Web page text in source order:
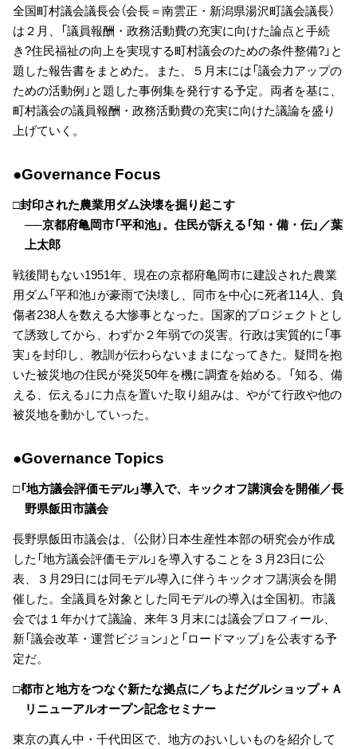
全国町村議会議長会（会長＝南雲正・新潟県湯沢町議会議長）
は２月、「議員報酬・政務活動費の充実に向けた論点と手続
き?住民福祉の向上を実現する町村議会のための条件整備?」と
題した報告書をまとめた。また、５月末には「議会力アップの
ための活動例」と題した事例集を発行する予定。両者を基に、
町村議会の議員報酬・政務活動費の充実に向けた議論を盛り
上げていく。
●Governance Focus
□封印された農業用ダム決壊を掘り起こす
──京都府亀岡市「平和池」。住民が訴える「知・備・伝」／葉
上太郎
戦後間もない1951年、現在の京都府亀岡市に建設された農業
用ダム「平和池」が豪雨で決壊し、同市を中心に死者114人、負
傷者238人を数える大惨事となった。国家的プロジェクトとし
て誘致してから、わずか２年弱での災害。行政は実質的に「事
実」を封印し、教訓が伝わらないままになってきた。疑問を抱
いた被災地の住民が発災50年を機に調査を始める。「知る、備
える、伝える」に力点を置いた取り組みは、やがて行政や他の
被災地を動かしていった。
●Governance Topics
□「地方議会評価モデル」導入で、キックオフ講演会を開催／長
野県飯田市議会
長野県飯田市議会は、（公財）日本生産性本部の研究会が作成
した「地方議会評価モデル」を導入することを３月23日に公
表、３月29日には同モデル導入に伴うキックオフ講演会を開
催した。全議員を対象とした同モデルの導入は全国初。市議
会では１年かけて議論、来年３月末には議会プロフィール、
新「議会改革・運営ビジョン」と「ロードマップ」を公表する予
定だ。
□都市と地方をつなぐ新たな拠点に／ちよだグルショップ＋Ａ
リニューアルオープン記念セミナー
東京の真ん中・千代田区で、地方のおいしいものを紹介して